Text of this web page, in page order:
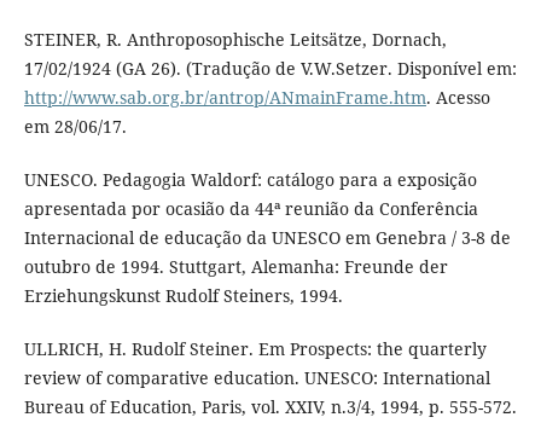
STEINER, R. Anthroposophische Leitsätze, Dornach,
17/02/1924 (GA 26). (Tradução de V.W.Setzer. Disponível em:
http://www.sab.org.br/antrop/ANmainFrame.htm. Acesso
em 28/06/17.
UNESCO. Pedagogia Waldorf: catálogo para a exposição
apresentada por ocasião da 44ª reunião da Conferência
Internacional de educação da UNESCO em Genebra / 3-8 de
outubro de 1994. Stuttgart, Alemanha: Freunde der
Erziehungskunst Rudolf Steiners, 1994.
ULLRICH, H. Rudolf Steiner. Em Prospects: the quarterly
review of comparative education. UNESCO: International
Bureau of Education, Paris, vol. XXIV, n.3/4, 1994, p. 555-572.